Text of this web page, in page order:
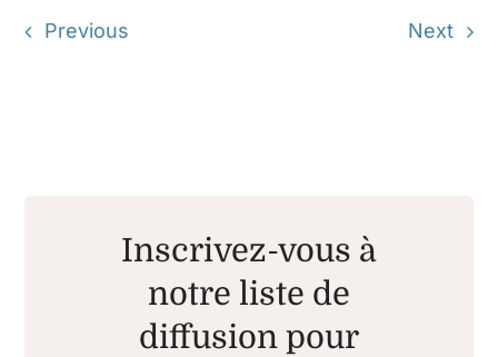
Previous Next
Inscrivez-vous à
notre liste de
diffusion pour